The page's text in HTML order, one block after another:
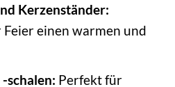
Kerzenständer:
einen warmen und
schalen: Perfekt für